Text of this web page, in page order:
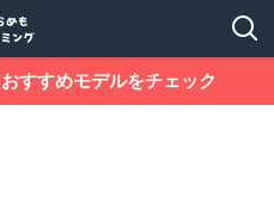
すすめモデルをチェック